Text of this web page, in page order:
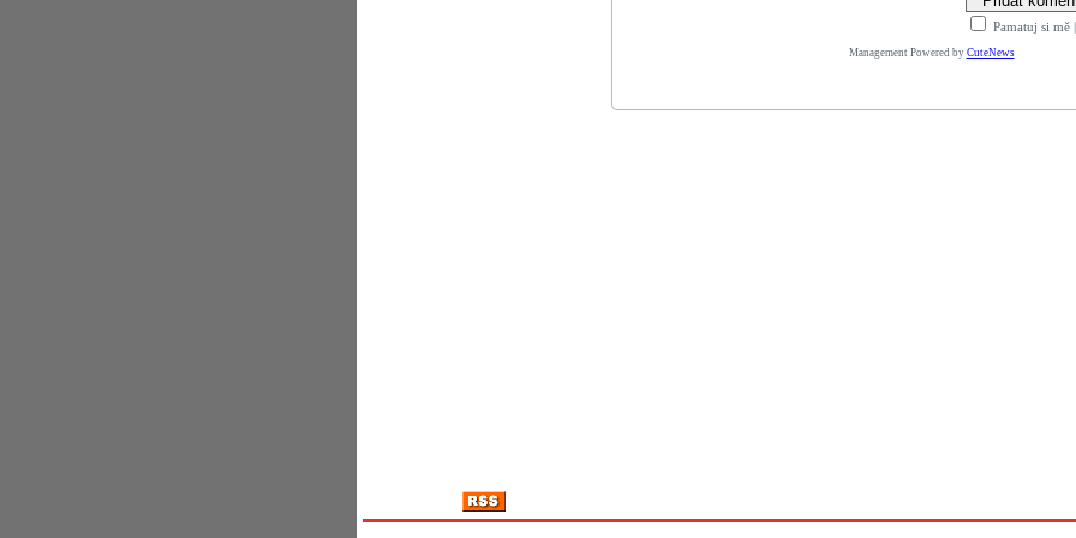
Pamatuj si mě|
Management Powered by CuteNews